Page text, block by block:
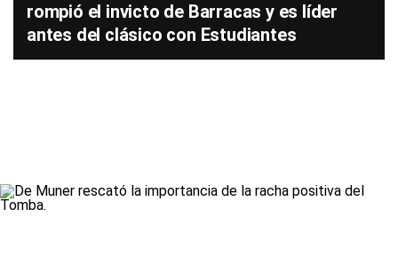
rompió el invicto de Barracas y es líder
antes del clásico con Estudiantes